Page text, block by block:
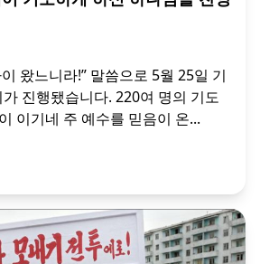
왔느니라!” 말씀으로 5월 25일 기
진행됐습니다. 220여 명의 기도
이기네 주 예수를 믿음이 온...